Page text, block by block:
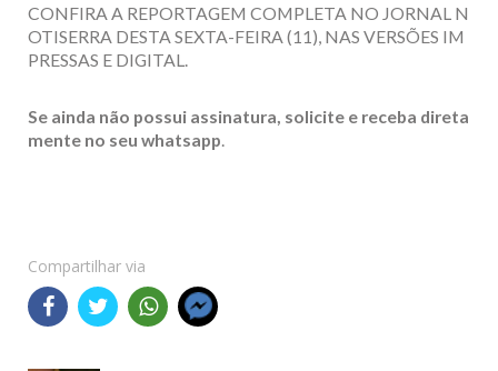
CONFIRA A REPORTAGEM COMPLETA NO JORNAL N
OTISERRA DESTA SEXTA-FEIRA (11), NAS VERSÕES IM
PRESSAS E DIGITAL.
Se ainda não possui assinatura, solicite e receba direta
mente no seu whatsapp.
Compartilhar via